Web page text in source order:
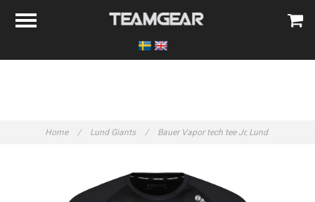
Home / Lund Giants / Bauer Vapor tech tee Jr, Lund